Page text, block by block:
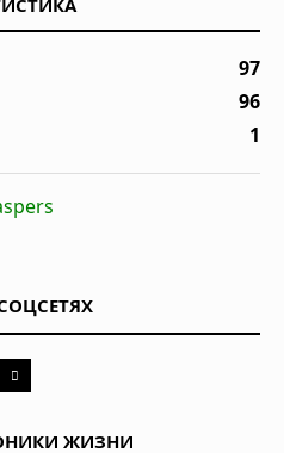
97
96
1
ЖИЗНИ